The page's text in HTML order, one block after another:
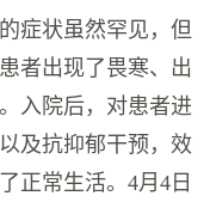
症状虽然罕见，但
者出现了畏寒、出
入院后，对患者进
及抗抑郁干预，效
正常生活。4月4日